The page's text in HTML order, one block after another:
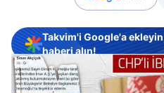
Takvim'i Google'a
haberi alın!